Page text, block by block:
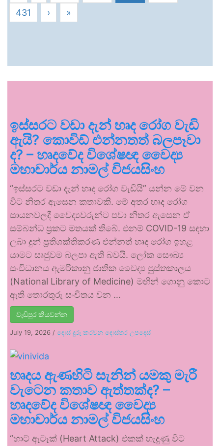
431 › »
ඉස්සරට වඩා දැන් හෘද රෝග වැඩි
ඇයි? කොවිඩ් එන්නතත් බලපෑවා
ද? – හෘදවේද විශේෂඥ වෛද්‍ය
මහාචාර්ය නාමල් විජයසිංහ
“ඉස්සරට වඩා දැන් හෘද රෝග වැඩියි” යන්න මේ වන
විට නිතර ඇසෙන කතාවකි. මේ අතර හෘද රෝග
සායනවලදී වෛද්‍යවරුන්ට පවා නිතර ඇසෙන ඒ
සම්බන්ධ ප්‍රකට මතයක් තිබේ. එනම් COVID-19 සඳහා
ලබා දුන් ප්‍රතිශක්තිකරණ එන්නත් හෘද රෝග ඉහළ
යාමට සෘජුවම බලපා ඇති බවයි. ලෝක සෞඛ්‍ය
සංවිධානය ඇමරිකානු ජාතික වෛද්‍ය පුස්තකාලය
(National Library of Medicine) මඟින් ගොනු කොට
ඇති තොරතුරු සංචිතය වන …
වැඩිපුර කියවන්න
July 19, 2026 / දොස් දුරු කරවන දොස්තර උපදෙස්
හෘදය ඇණහිටි සැනින් යමකු මැරී
වැටෙන කතාව ඇත්තක්ද? –
හෘදවේද විශේෂඥ වෛද්‍ය
මහාචාර්ය නාමල් විජයසිංහ
“හාට් ඇටෑක් (Heart Attack) එකක් හැදුණු විට